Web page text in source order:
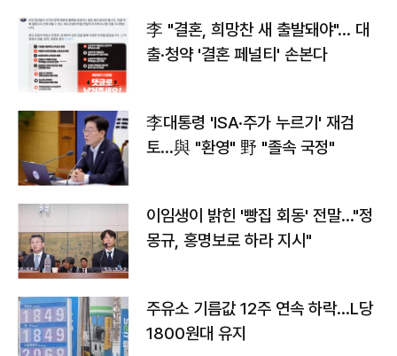
李 "결혼, 희망찬 새 출발돼야"… 대
출·청약 '결혼 페널티' 손본다
李대통령 'ISA·주가 누르기' 재검
토…與 "환영" 野 "졸속 국정"
이임생이 밝힌 '빵집 회동' 전말…"정
몽규, 홍명보로 하라 지시"
주유소 기름값 12주 연속 하락…L당
1800원대 유지